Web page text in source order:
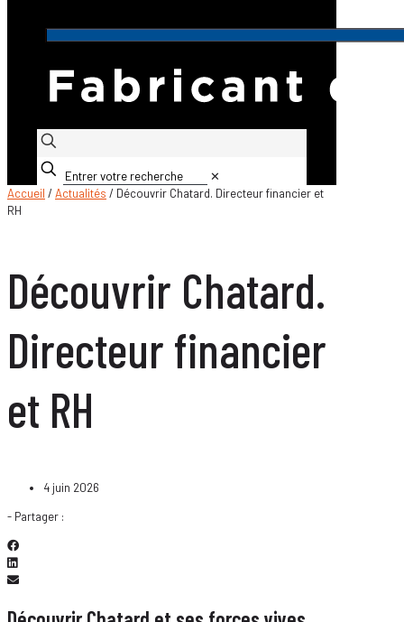
✕
Accueil /Actualités / Découvrir Chatard. Directeur financier et
RH
Découvrir Chatard.
Directeur financier
et RH
4 juin 2026
- Partager :